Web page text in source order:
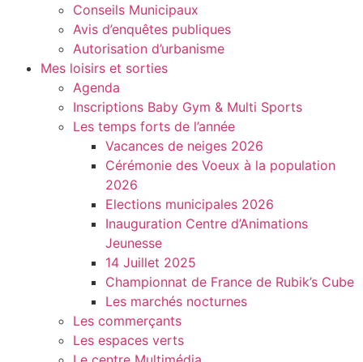
Conseils Municipaux
Avis d’enquêtes publiques
Autorisation d’urbanisme
Mes loisirs et sorties
Agenda
Inscriptions Baby Gym & Multi Sports
Les temps forts de l’année
Vacances de neiges 2026
Cérémonie des Voeux à la population
2026
Elections municipales 2026
Inauguration Centre d’Animations
Jeunesse
14 Juillet 2025
Championnat de France de Rubik’s Cube
Les marchés nocturnes
Les commerçants
Les espaces verts